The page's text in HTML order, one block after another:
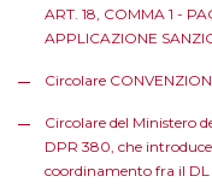
ART. 18, COMMA 1 -
APPLICAZIONE
Circolare
Circolare del Ministero
DPR 380, che
coordinamento fra il